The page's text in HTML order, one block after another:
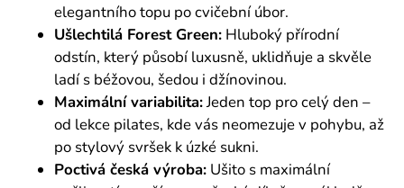
elegantního topu po cvičební úbor.
Ušlechtilá Forest Green: Hluboký přírodní
odstín, který působí luxusně, uklidňuje a skvěle
ladí s béžovou, šedou i džínovinou.
Maximální variabilita:Jeden top pro celý den –
od lekce pilates, kde vás neomezuje v pohybu, až
po stylový svršek k úzké sukni.
Poctivá česká výroba: Ušito s maximální